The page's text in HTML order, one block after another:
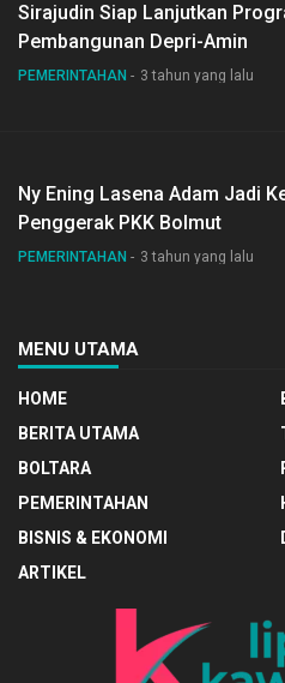
Sirajudin Siap Lanjutkan
Pembangunan Depri-Amin
PEMERINTAHAN 3 tahun yang lalu
Ny Ening Lasena Adam Jadi
Penggerak PKK Bolmut
PEMERINTAHAN 3 tahun yang lalu
MENU UTAMA
HOME
BERITA UTAMA
BOLTARA
PEMERINTAHAN
BISNIS & EKONOMI
ARTIKEL